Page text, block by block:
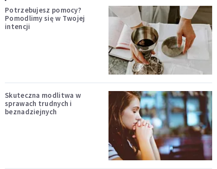
Potrzebujesz pomocy?
Pomodlimy się w Twojej
intencji
Skuteczna modlitwa w
sprawach trudnych i
beznadziejnych